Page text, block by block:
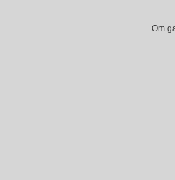
Om